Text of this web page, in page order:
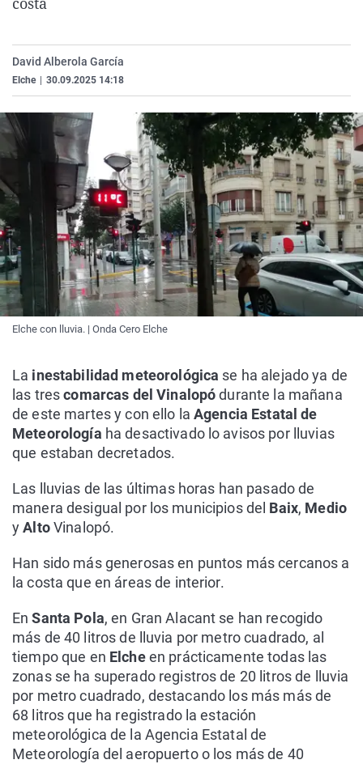
Gente viajera
Retornados
Operación Viuda
Galicia
Navarra
País Vasco
Televisión
David Alberola García
Elche 30.09.2025 14:18
Elche con lluvia. | Onda Cero Elche
La inestabilidad meteorológica se ha alejado ya de
las trescomarcas del Vinalopódurante la mañana
de este martes y con ello laAgencia Estatal de
Meteorología ha desactivado lo avisos por lluvias
que estaban decretados.
Las lluvias de las últimas horas han pasado de
manera desigual por los municipios del Baix, Medio
yAltoVinalopó.
Han sido más generosas en puntos más cercanos a
la costa que en áreas de interior.
EnSanta Pola, en Gran Alacant se han recogido
más de 40 litros de lluvia por metro cuadrado, al
tiempo que en Elcheen prácticamente todas las
zonas se ha superado registros de 20 litros de lluvia
por metro cuadrado, destacando los más más de
68 litros que ha registrado la estación
meteorológica de la Agencia Estatal de
Meteorología del aeropuerto o los más de 40